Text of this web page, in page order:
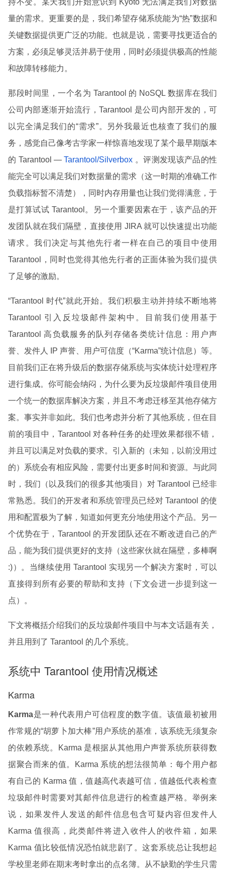
量的需求。更重要的是，我们希望存储系统能为“热”数据和
关键数据提供更广泛的功能。也就是说，需要寻找更适合的
方案，必须足够灵活并易于使用，同时必须提供极高的性能
和故障转移能力。
那段时间里，一个名为 Tarantool 的 NoSQL 数据库在我们
公司内部逐渐开始流行，Tarantool 是公司内部开发的，可
以完全满足我们的“需求”。另外我最近也核查了我们的服
务，感觉自己像考古学家一样惊喜地发现了某个最早期版本
的 Tarantool —Tarantool/Silverbox 。评测发现该产品的性
能完全可以满足我们对数据量的需求（这一时期的准确工作
负载指标暂不清楚），同时内存用量也让我们觉得满意，于
是打算试试 Tarantool。另一个重要因素在于，该产品的开
发团队就在我们隔壁，直接使用 JIRA 就可以快速提出功能
请求。我们决定与其他先行者一样在自己的项目中使用
Tarantool，同时也觉得其他先行者的正面体验为我们提供
了足够的激励。
“Tarantool 时代”就此开始。我们积极主动并持续不断地将
Tarantool 引入反垃圾邮件架构中。目前我们使用基于
Tarantool 高负载服务的队列存储各类统计信息：用户声
誉、发件人 IP 声誉、用户可信度（“Karma”统计信息）等。
目前我们正在将升级后的数据存储系统与实体统计处理程序
进行集成。你可能会纳闷，为什么要为反垃圾邮件项目使用
一个统一的数据库解决方案，并且不考虑迁移至其他存储方
案。事实并非如此。我们也考虑并分析了其他系统，但在目
前的项目中，Tarantool 对各种任务的处理效果都很不错，
并且可以满足对负载的要求。引入新的（未知，以前没用过
的）系统会有相应风险，需要付出更多时间和资源。与此同
时，我们（以及我们的很多其他项目）对 Tarantool 已经非
常熟悉。我们的开发者和系统管理员已经对 Tarantool 的使
用和配置极为了解，知道如何更充分地使用这个产品。另一
个优势在于，Tarantool 的开发团队还在不断改进自己的产
品，能为我们提供更好的支持（这些家伙就在隔壁，多棒啊
:)）。当继续使用 Tarantool 实现另一个解决方案时，可以
直接得到所有必要的帮助和支持（下文会进一步提到这一
点）。
下文将概括介绍我们的反垃圾邮件项目中与本文话题有关，
并且用到了 Tarantool 的几个系统。
系统中 Tarantool 使用情况概述
Karma
Karma是一种代表用户可信程度的数字值。该值最初被用
作常规的“胡萝卜加大棒”用户系统的基准，该系统无须复杂
的依赖系统。Karma 是根据从其他用户声誉系统所获得数
据聚合而来的值。Karma 系统的想法很简单：每个用户都
有自己的 Karma 值，值越高代表越可信，值越低代表检查
垃圾邮件时需要对其邮件信息进行的检查越严格。举例来
说，如果发件人发送的邮件信息包含可疑内容但发件人
Karma 值很高，此类邮件将进入收件人的收件箱，如果
Karma 值比较低情况恐怕就悲剧了。这套系统总让我想起
学校里老师在期末考时拿出的点名簿。从不缺勤的学生只需